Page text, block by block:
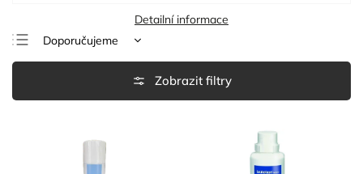
Detailní informace
Doporučujeme
Nejlevnější
Abecedně